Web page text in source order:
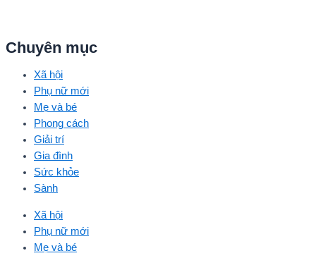
Chuyên mục
Xã hội
Phụ nữ mới
Mẹ và bé
Phong cách
Giải trí
Gia đình
Sức khỏe
Sành
Xã hội
Phụ nữ mới
Mẹ và bé